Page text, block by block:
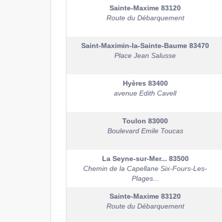
Sainte-Maxime 83120
Route du Débarquement
Saint-Maximin-la-Sainte-Baume 83470
Place Jean Salusse
Hyères 83400
avenue Edith Cavell
Toulon 83000
Boulevard Emile Toucas
La Seyne-sur-Mer... 83500
Chemin de la Capellane Six-Fours-Les-
Plages...
Sainte-Maxime 83120
Route du Débarquement